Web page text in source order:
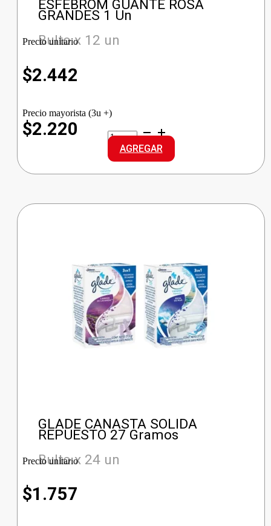
ESFEBROM GUANTE ROSA
GRANDES 1 Un
Bulto x 12 un
Precio unitario
$2.442
Precio mayorista (3u +)
$2.220
ESFEBROM
GUANTE
ROSA
GRANDES
cantidad
AGREGAR
GLADE CANASTA SOLIDA
REPUESTO 27 Gramos
Bulto x 24 un
Precio unitario
$1.757